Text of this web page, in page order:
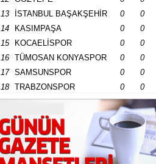
13
İSTANBUL BAŞAKŞEHİR 0
0
14
KASIMPAŞA 0
0
15
KOCAELİSPOR 0
0
16
TÜMOSAN KONYASPOR 0
0
17
SAMSUNSPOR 0
0
18
TRABZONSPOR 0 0